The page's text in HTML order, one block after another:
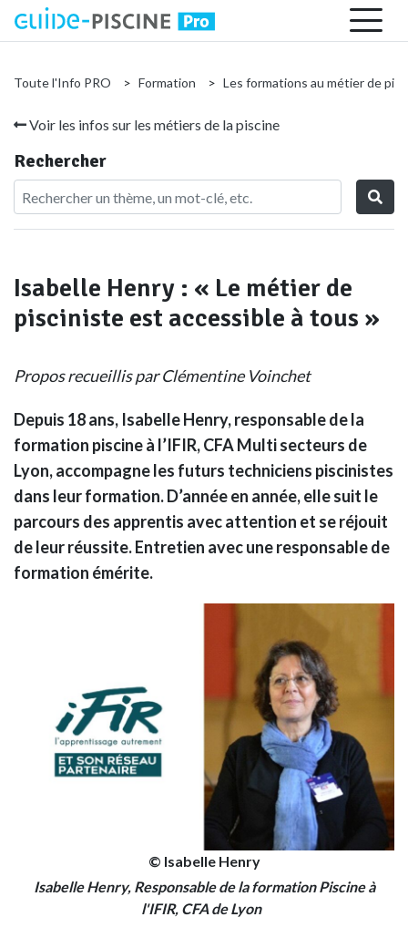
Toute l'Info PRO Formation Les formations au métier de
Voir les infos sur les métiers de la piscine
Rechercher
Isabelle Henry : « Le métier de
pisciniste est accessible à tous »
Propos recueillis par Clémentine Voinchet
Depuis 18 ans, Isabelle Henry, responsable de la
formation piscine à l’IFIR, CFA Multi secteurs de
Lyon, accompagne les futurs techniciens piscinistes
dans leur formation. D’année en année, elle suit le
parcours des apprentis avec attention et se réjouit
de leur réussite. Entretien avec une responsable de
formation émérite.
© Isabelle Henry
Isabelle Henry, Responsable de la formation Piscine à
l'IFIR, CFA de Lyon